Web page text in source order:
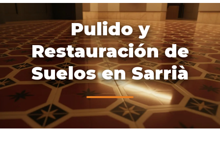
Pulido y
Restauración de
Suelos en Sarrià